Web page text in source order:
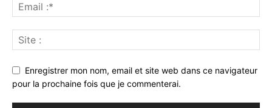
Enregistrer mon nom, email et site web dans ce navigateur
pour la prochaine fois que je commenterai.